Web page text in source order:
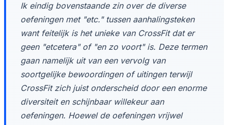
Ik eindig bovenstaande zin over de diverse
oefeningen met "etc." tussen aanhalingsteken
want feitelijk is het unieke van CrossFit dat er
geen "etcetera" of "en zo voort" is. Deze termen
gaan namelijk uit van een vervolg van
soortgelijke bewoordingen of uitingen terwijl
CrossFit zich juist onderscheid door een enorme
diversiteit en schijnbaar willekeur aan
oefeningen. Hoewel de oefeningen vrijwel